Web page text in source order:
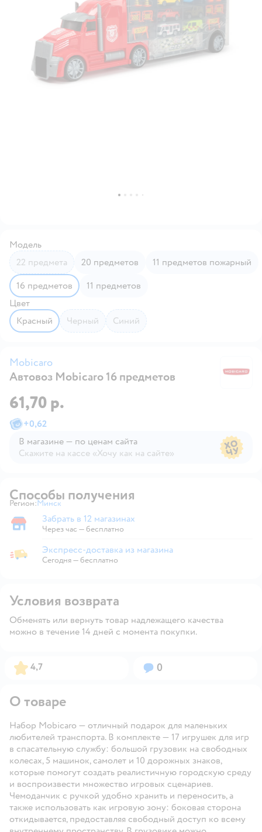
Модель
22 предмета
20 предметов
11 предметов пожарный
16 предметов
11 предметов
Цвет
красный
черный синий
Mobicaro
Автовоз Mobicaro 16 предметов
61,70 р.
+0,62
В магазине — по ценам сайта
Скажите на кассе «Хочу как на сайте»
Способы получения
Регион: Выбор адреса доставки.
Минск
Забрать в магазине
Забрать в 12 магазинах
Через час — бесплатно
Экспресс-доставка из магазина
Экспресс-доставка из магазина
Сегодня—бесплатно
Условия возврата
Обменять или вернуть товар надлежащего качества
можно в течение 14 дней с момента покупки.
Рейтинг:
4,7 Вопросов:
0
О товаре
Набор Mobicaro — отличный подарок для маленьких
любителей транспорта. В комплекте — 17 игрушек для игр
в спасательную службу: большой грузовик на свободных
колесах, 5 машинок, самолет и 10 дорожных знаков,
которые помогут создать реалистичную городскую среду
и воспроизвести множество игровых сценариев.
Чемоданчик с ручкой удобно хранить и переносить, а
также использовать как игровую зону: боковая сторона
откидывается, предоставляя свободный доступ ко всему